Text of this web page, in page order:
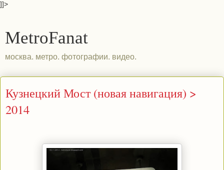
]]>
MetroFanat
москва. метро. фотографии. видео.
Кузнецкий Мост (новая навигация) >
2014